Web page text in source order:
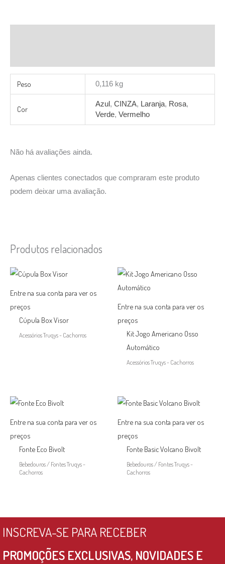
Peso 0,116 kg
Cor
Azul , CINZA, Laranja, Rosa,
Verde, Vermelho
Não há avaliações ainda.
Apenas clientes conectados que compraram este produto
podem deixar uma avaliação.
Produtos relacionados
Entre na sua conta para ver os
preços
Cúpula Box Visor
Acessórios Truqys - Cachorros
Entre na sua conta para ver os
preços
Kit Jogo Americano Osso
Automático
Acessórios Truqys - Cachorros
Entre na sua conta para ver os
preços
Fonte Eco Bivolt
Bebedouros / Fontes Truqys -
Cachorros
Entre na sua conta para ver os
preços
Fonte Basic Volcano Bivolt
Bebedouros / Fontes Truqys -
Cachorros
INSCREVA-SE PARA RECEBER
PROMOÇÕES EXCLUSIVAS, NOVIDADES E